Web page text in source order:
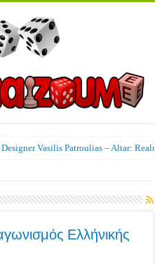
Vasilis Patroulias – Altar:
Ελλήνικής